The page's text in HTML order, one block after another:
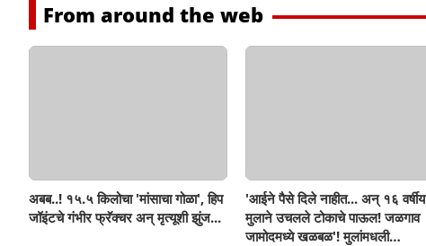
From around the web
अबब..! १५.५ किलोचा 'मांसाचा गोळा', हिप
जॉइंटचे गंभीर फ्रॅक्चर अन् मृत्यूशी झुंज...
'आईने पैसे दिले नाहीत... अन् १६ वर्षीय
मुलाने उचलले टोकाचे पाऊल! जळगाव
जामोदमध्ये खळबळ'! मुलांमधली